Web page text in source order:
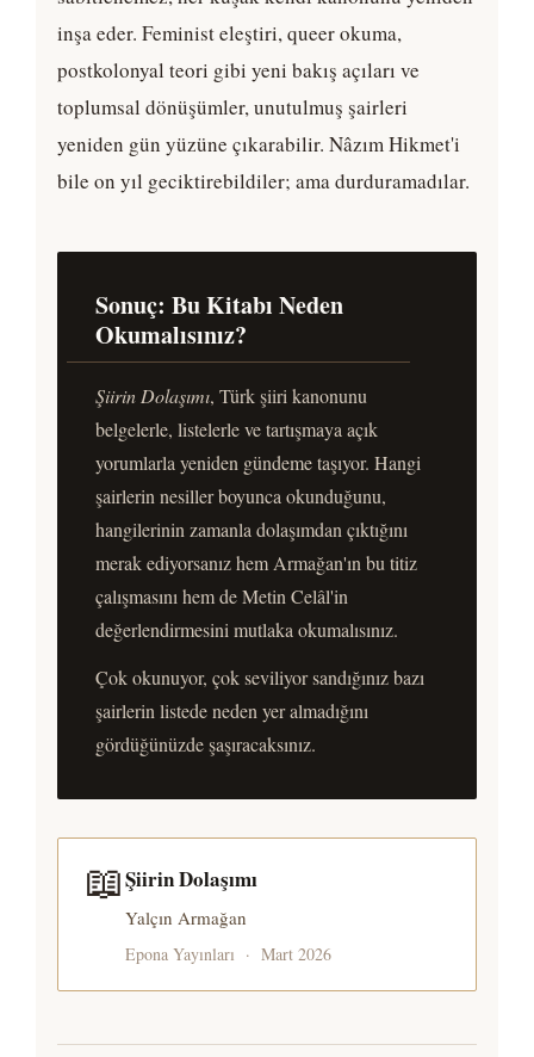
inşa eder. Feminist eleştiri, queer okuma,
postkolonyal teori gibi yeni bakış açıları ve
toplumsal dönüşümler, unutulmuş şairleri
yeniden gün yüzüne çıkarabilir. Nâzım Hikmet'i
bile on yıl geciktirebildiler; ama durduramadılar.
Sonuç: Bu Kitabı Neden
Okumalısınız?
Şiirin Dolaşımı, Türk şiiri kanonunu
belgelerle, listelerle ve tartışmaya açık
yorumlarla yeniden gündeme taşıyor. Hangi
şairlerin nesiller boyunca okunduğunu,
hangilerinin zamanla dolaşımdan çıktığını
merak ediyorsanız hem Armağan'ın bu titiz
çalışmasını hem de Metin Celâl'in
değerlendirmesini mutlaka okumalısınız.
Çok okunuyor, çok seviliyor sandığınız bazı
şairlerin listede neden yer almadığını
gördüğünüzde şaşıracaksınız.
📖Şiirin Dolaşımı
Yalçın Armağan
Epona Yayınları · Mart 2026